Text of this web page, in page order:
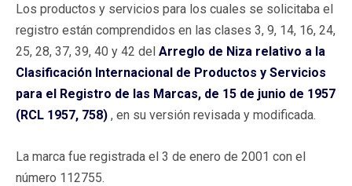
Los productos y servicios para los cuales se solicitaba el
registro están comprendidos en las clases 3, 9, 14, 16, 24,
25, 28, 37, 39, 40 y 42 del Arreglo de Niza relativo a la
Clasificación Internacional de Productos y Servicios
para el Registro de las Marcas, de 15 de junio de 1957
(RCL 1957, 758) , en su versión revisada y modificada.
La marca fue registrada el 3 de enero de 2001 con el
número 112755.